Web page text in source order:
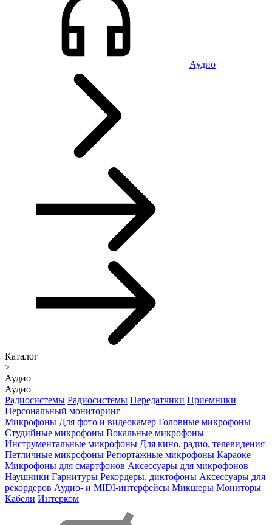
Аудио
Каталог
>
Аудио
Аудио
Радиосистемы Радиосистемы Передатчики Приемники
Персональный мониторинг
Микрофоны Для фото и видеокамер Головные микрофоны
Студийные микрофоны Вокальные микрофоны
Инструментальные микрофоны Для кино, радио, телевидения
Петличные микрофоны Репортажные микрофоны Караоке
Микрофоны для смартфонов Аксессуары для микрофонов
Наушники Гарнитуры Рекордеры, диктофоны Аксессуары для
рекордеров Аудио- и MIDI-интерфейсы Микшеры Мониторы
Кабели Интерком